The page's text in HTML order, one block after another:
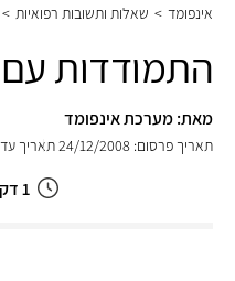
מידע
פורומים
ועוד...
אינפומד > שאלות ותשובות רפואיות >
התמודדות
מאת: מערכת אינפומד
תאריך פרסום: 24/12/2008 תאריך עדכון: 23/
1 דקות קריאה